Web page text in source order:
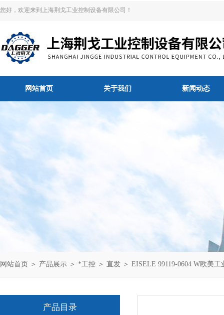
您好，欢迎来到上海荆戈工业控制设备有限公司！
网站首页 关于我们 新闻动态
网站首页 ＞ 产品展示 ＞ *工控 ＞ 直发 ＞ EISELE 99119-0604 W欧美
产品目录